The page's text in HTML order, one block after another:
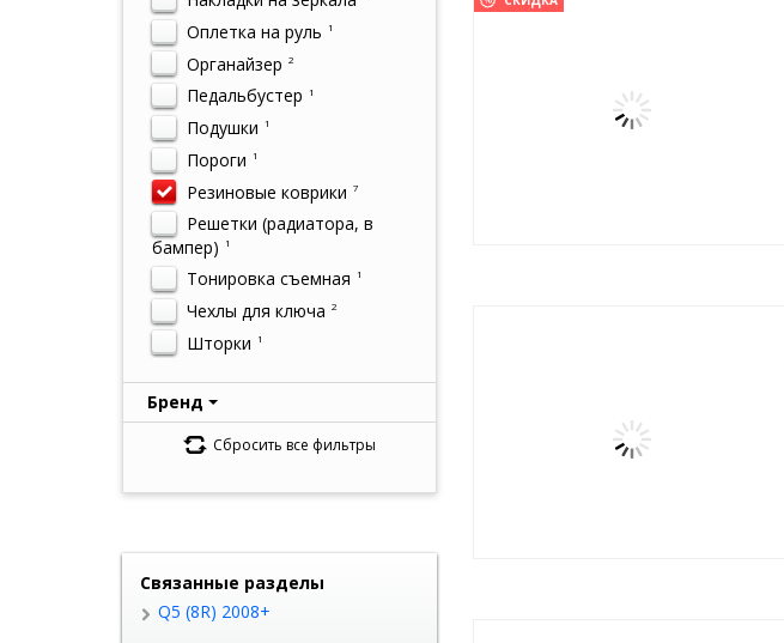
Оплетка на руль 1
Органайзер 2
Педальбустер 1
Подушки 1
Пороги 1
Резиновые коврики 7
Решетки (радиатора, в
бампер)
1
Тонировка съемная 1
Чехлы для ключа 2
Шторки 1
Бренд
Сбросить все фильтры
Связанные разделы
Q5 (8R) 2008+